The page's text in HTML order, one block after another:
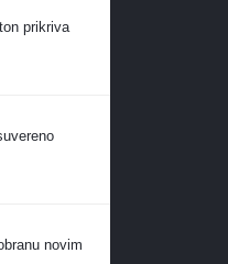
prikriva
novim